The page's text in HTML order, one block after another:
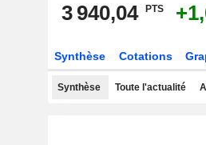
3 940,04 PTS
Synthèse Cotations
Synthèse Toute l'actualité